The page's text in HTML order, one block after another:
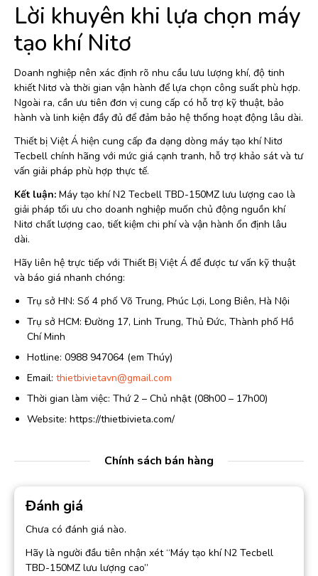
Lời khuyên khi lựa chọn máy
tạo khí Nitơ
Doanh nghiệp nên xác định rõ nhu cầu lưu lượng khí, độ tinh
khiết Nitơ và thời gian vận hành để lựa chọn công suất phù hợp.
Ngoài ra, cần ưu tiên đơn vị cung cấp có hỗ trợ kỹ thuật, bảo
hành và linh kiện đầy đủ để đảm bảo hệ thống hoạt động lâu dài.
Thiết bị Việt Á hiện cung cấp đa dạng dòng máy tạo khí Nitơ
Tecbell chính hãng với mức giá cạnh tranh, hỗ trợ khảo sát và tư
vấn giải pháp phù hợp thực tế.
Kết luận: Máy tạo khí N2 Tecbell TBD-150MZ lưu lượng cao là
giải pháp tối ưu cho doanh nghiệp muốn chủ động nguồn khí
Nitơ chất lượng cao, tiết kiệm chi phí và vận hành ổn định lâu
dài.
Hãy liên hệ trực tiếp với Thiết Bị Việt Á để được tư vấn kỹ thuật
và báo giá nhanh chóng:
Trụ sở HN: Số 4 phố Võ Trung, Phúc Lợi, Long Biên, Hà Nội
Trụ sở HCM: Đường 17, Linh Trung, Thủ Đức, Thành phố Hồ
Chí Minh
Hotline: 0988 947064 (em Thúy)
Email: thietbivietavn@gmail.com
Thời gian làm việc: Thứ 2 – Chủ nhật (08h00 – 17h00)
Website: https://thietbivieta.com/
Chính sách bán hàng
Đánh giá
Chưa có đánh giá nào.
Hãy là người đầu tiên nhận xét “Máy tạo khí N2 Tecbell
TBD-150MZ lưu lượng cao”